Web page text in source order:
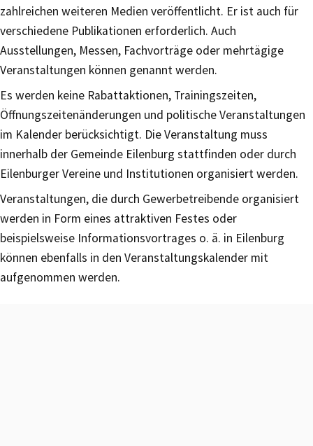
zahlreichen weiteren Medien veröffentlicht. Er ist auch für
verschiedene Publikationen erforderlich. Auch
Ausstellungen, Messen, Fachvorträge oder mehrtägige
Veranstaltungen können genannt werden.
Es werden keine Rabattaktionen, Trainingszeiten,
Öffnungszeitenänderungen und politische Veranstaltungen
im Kalender berücksichtigt. Die Veranstaltung muss
innerhalb der Gemeinde Eilenburg stattfinden oder durch
Eilenburger Vereine und Institutionen organisiert werden.
Veranstaltungen, die durch Gewerbetreibende organisiert
werden in Form eines attraktiven Festes oder
beispielsweise Informationsvortrages o. ä. in Eilenburg
können ebenfalls in den Veranstaltungskalender mit
aufgenommen werden.